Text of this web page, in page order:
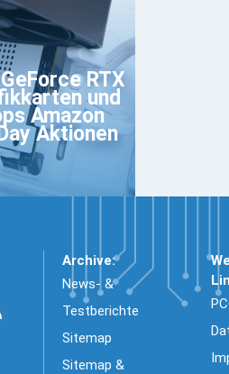
RTX
und
Amazon
Aktionen
Archive:
News- &
Testberichte
Sitemap
Sitemap &